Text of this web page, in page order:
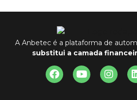
A Anbetec é a plataforma de
substitui a camada